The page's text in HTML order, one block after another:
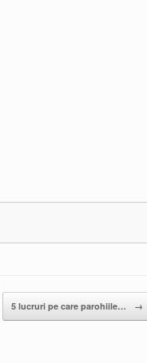
5 lucruri pe care parohiile… →